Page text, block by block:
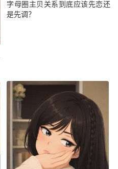
字母圈主贝关系到底应该先恋还
是先调？